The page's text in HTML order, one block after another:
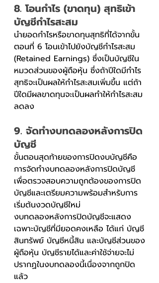
8. โอนกำไร (ขาดทุน) สุทธิเข้า
บัญชีกำไรสะสม
นำยอดกำไรหรือขาดทุนสุทธิที่ได้จากขั้น
ตอนที่ 6 โอนเข้าไปยังบัญชีกำไรสะสม
(Retained Earnings) ซึ่งเป็นบัญชีใน
หมวดส่วนของผู้ถือหุ้น ซึ่งถ้าปีใดมีกำไร
สุทธิจะเป็นผลให้กำไรสะสมเพิ่มขึ้น แต่ถ้า
ปีใดมีผลขาดทุนจะเป็นผลทำให้กำไรสะสม
ลดลง
9. จัดทำงบทดลองหลังการปิด
บัญชี
ขั้นตอนสุดท้ายของการปิดงบบัญชีคือ
การจัดทำงบทดลองหลังการปิดบัญชี
เพื่อตรวจสอบความถูกต้องของการปิด
บัญชีและเตรียมความพร้อมสำหรับการ
เริ่มต้นงวดบัญชีใหม่
งบทดลองหลังการปิดบัญชีจะแสดง
เฉพาะบัญชีที่มียอดคงเหลือ ได้แก่ บัญชี
สินทรัพย์ บัญชีหนี้สิน และบัญชีส่วนของ
ผู้ถือหุ้น บัญชีรายได้และค่าใช้จ่ายจะไม่
ปรากฏในงบทดลองนี้เนื่องจากถูกปิด
แล้ว